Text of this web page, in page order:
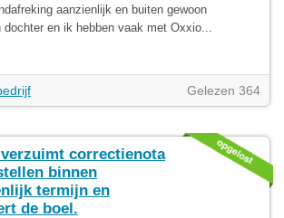
aanzienlijk en buiten gewoon
en ik hebben vaak met Oxxio...
Gelezen 364
correctienota
binnen
termijn en
de boel.